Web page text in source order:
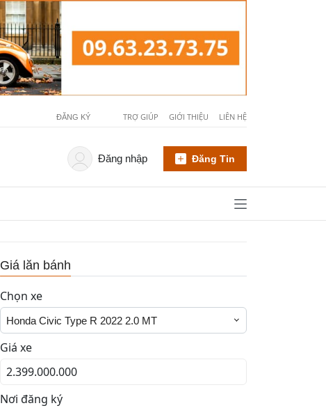
ĐĂNG KÝ TRỢ GIÚP GIỚI THIỆU LIÊN HỆ
Đăng nhập Đăng Tin
Giá lăn bánh
Chọn xe
Honda Civic Type R 2022 2.0 MT
Giá xe
Nơi đăng ký